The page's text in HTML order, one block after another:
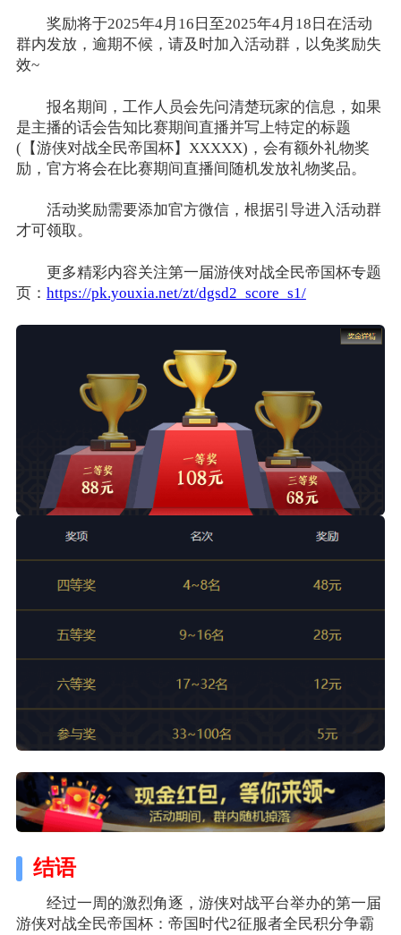
奖励将于2025年4月16日至2025年4月18日 在活动
群内发放，逾期不候，请及时加入活动群，以免奖励失
效~
报名期间，工作人员会先问清楚玩家的信息，如果
是主播的话会告知比赛期间直播并写上特定的标题
(【游侠对战全民帝国杯】XXXXX)，会有额外礼物奖
励，官方将会在比赛期间直播间随机发放礼物奖品。
活动奖励需要添加官方微信，根据引导进入活动群
才可领取。
更多精彩内容关注第一届游侠对战全民帝国杯专题
页： https://pk.youxia.net/zt/dgsd2_score_s1/
结语
经过一周的激烈角逐，游侠对战平台举办的第一届
游侠对战全民帝国杯：帝国时代2征服者全民积分争霸